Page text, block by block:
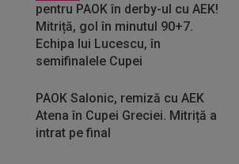
pentru PAOK în derby-ul cu AEK!
Mitriță, gol în minutul 90+7.
Echipa lui Lucescu, în
semifinalele Cupei
PAOK Salonic, remiză cu AEK
Atena în Cupei Greciei. Mitriță a
intrat pe final